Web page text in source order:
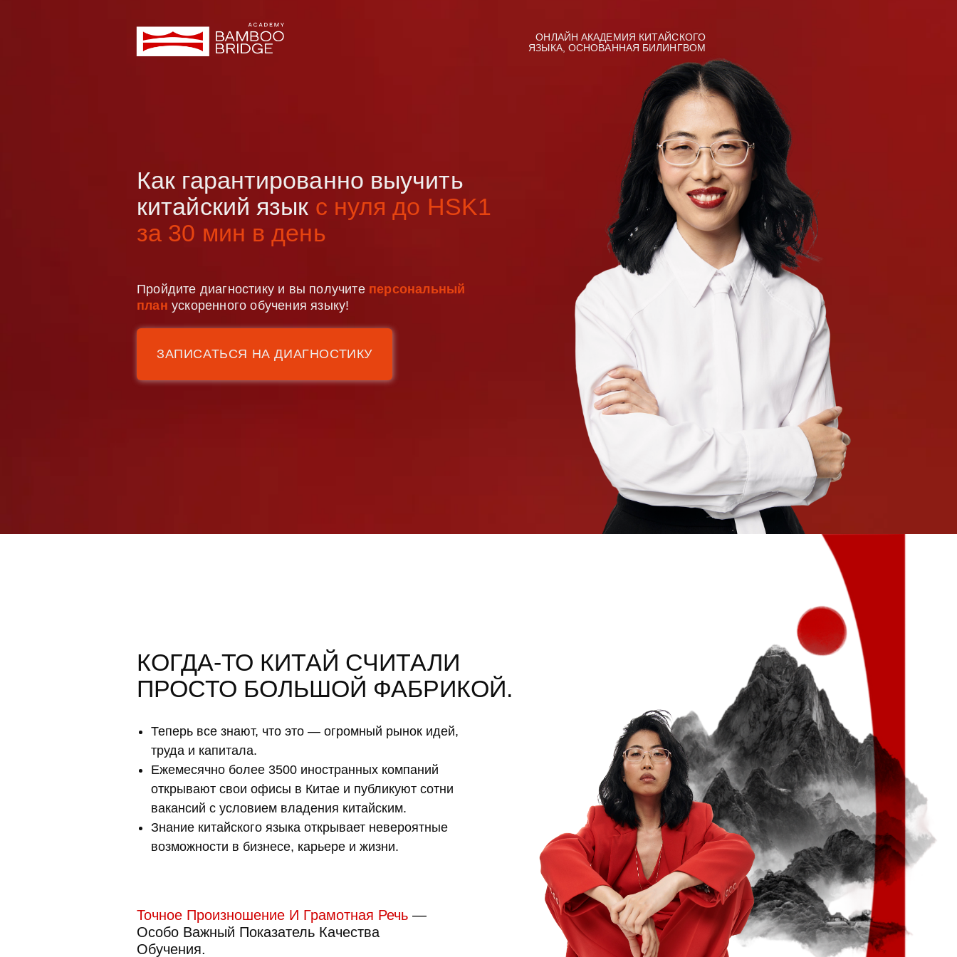
Пройдите диагностику и вы получите персональный
план ускоренного обучения языку!
Как гарантированно выучить
китайский язык с нуля до HSK1
за 30 мин в день
ОНЛАЙН АКАДЕМИЯ КИТАЙСКОГО
ЯЗЫКА, ОСНОВАННАЯ БИЛИНГВОМ
ЗАПИСАТЬСЯ НА ДИАГНОСТИКУ
Точное Произношение И Грамотная Речь —
Особо Важный Показатель Качества
Обучения.
КОГДА-ТО КИТАЙ СЧИТАЛИ
ПРОСТО БОЛЬШОЙ ФАБРИКОЙ.
Теперь все знают, что это — огромный рынок идей,
труда и капитала.
Ежемесячно более 3500 иностранных компаний
открывают свои офисы в Китае и публикуют сотни
вакансий с условием владения китайским.
Знание китайского языка открывает невероятные
возможности в бизнесе, карьере и жизни.